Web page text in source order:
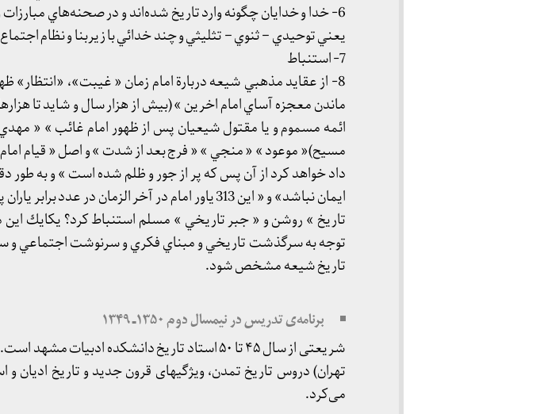
6- خدا و خدايان چگونه وارد تاريخ شده‌اند و در صحنه‌هاي
يعني توحيدي – ثنوي – تثليثي و چند خدائي با زيربنا و نظام
7- استنباط
8- از عقايد مذهبي شيعه دربارة امام زمان « غيبت»، «انتظار»
ماندن معجزه آساي امام اخرين » (بيش از هزار سال و شايد تا
ائمه مسموم و يا مقتول شيعيان پس از ظهور امام غائب » «
مسيح)« موعود » « منجي » « فرج بعد از شدت » و اصل « قيام امام
ايمان نباشد» و « اين 313 ياور امام در آخر الزمان
تاريخ » روشن و « جبر تاريخي » مسلم استنباط كرد؟ يكايك
توجه به سرگذشت تاريخي و مبناي فكري و سرنوشت اجتماعي و
تاريخ شيعه مشخص شود.
برنامه‌ی تدریس در نیمسال دوم ۱۳۵۰ـ ۱۳۴۹
تهران) دروس تاریخ تمدن، ویژگیهای قرون جدید و تاریخ
می‌کرد.